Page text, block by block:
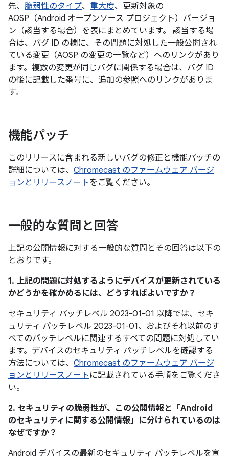
先、 脆弱性のタイプ、 重大度、更新対象の
AOSP（Android オープンソース プロジェクト）バージョ
ン（該当する場合）を表にまとめています。 該当する場
合は、バグ ID の欄に、その問題に対処した一般公開され
ている変更（AOSP の変更の一覧など）へのリンクがあり
ます。複数の変更が同じバグに関係する場合は、バグ ID
の後に記載した番号に、追加の参照へのリンクがありま
す。
機能パッチ
このリリースに含まれる新しいバグの修正と機能パッチの
詳細については、 Chromecast のファームウェア バージ
ョンとリリースノートをご覧ください。
一般的な質問と回答
上記の公開情報に対する一般的な質問とその回答は以下の
とおりです。
1. 上記の問題に対処するようにデバイスが更新されている
かどうかを確かめるには、どうすればよいですか？
セキュリティ パッチレベル 2023-01-01 以降では、セキ
ュリティ パッチレベル 2023-01-01、およびそれ以前のす
べてのパッチレベルに関連するすべての問題に対処してい
ます。デバイスのセキュリティ パッチレベルを確認する
方法については、 Chromecast のファームウェア バージ
ョンとリリースノート に記載されている手順をご覧くださ
い。
2. セキュリティの脆弱性が、この公開情報と「Android
のセキュリティに関する公開情報」に分けられているのは
なぜですか？
Android デバイスの最新のセキュリティ パッチレベルを宣